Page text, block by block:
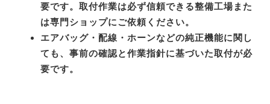
要です。取付作業は必ず信頼できる整備工場また
は専門ショップにご依頼ください。
エアバッグ・配線・ホーンなどの純正機能に関し
ても、事前の確認と作業指針に基づいた取付が必
要です。